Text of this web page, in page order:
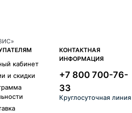
кабинет
и скидки
КОНТАКТНАЯ
ИНФОРМАЦИЯ
+7 800 700-76-
33
Круглосуточная линия